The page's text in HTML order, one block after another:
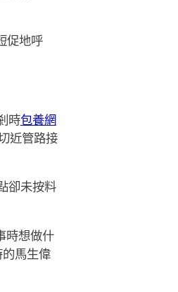
促地呼
時包養網
近管路接
卻未按料
時想做什
馬生偉